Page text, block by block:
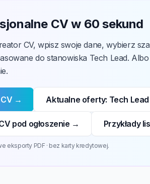
CV w 60 sekund
CV, wpisz swoje dane, wybierz
do stanowiska Tech Lead.
→ Aktualne oferty: Tech
pod ogłoszenie → Przykłady
eksporty PDF · bez karty kredytowej.